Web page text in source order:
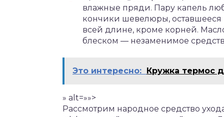
влажные пряди. Пару капель
кончики шевелюры, оставшееся
всей длине, кроме корней.
блеском — незаменимое
Это интересно: Кружка термос
» alt=»»>
Рассмотрим народное средство